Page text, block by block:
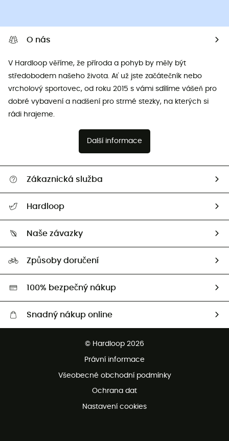
O nás
V Hardloop věříme, že příroda a pohyb by měly být
středobodem našeho života. Ať už jste začátečník nebo
vrcholový sportovec, od roku 2015 s vámi sdílíme vášeň pro
dobré vybavení a nadšení pro strmé stezky, na kterých si
rádi hrajeme.
Další informace
Zákaznická služba
Vrácení zboží a peněz
Hardloop
Naši Ambasadoři
Naše závazky
Second hand
Způsoby doručení
100% bezpečný nákup
Snadný nákup online
Bezplatná zákaznická služba
© Hardloop 2026
Právní informace
Všeobecné obchodní podmínky
Ochrana dat
Nastavení cookies